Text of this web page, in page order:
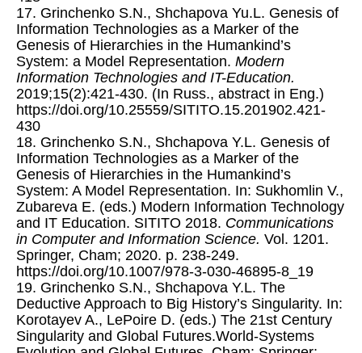
17. Grinchenko S.N., Shchapova Yu.L. Genesis of
Information Technologies as a Marker of the
Genesis of Hierarchies in the Humankind’s
System: a Model Representation. Modern
Information Technologies and IT-Education.
2019;15(2):421-430. (In Russ., abstract in Eng.)
https://doi.org/10.25559/SITITO.15.201902.421-
430
18. Grinchenko S.N., Shchapova Y.L. Genesis of
Information Technologies as a Marker of the
Genesis of Hierarchies in the Humankind’s
System: A Model Representation. In: Sukhomlin V.,
Zubareva E. (eds.) Modern Information Technology
and IT Education. SITITO 2018. Communications
in Computer and Information Science. Vol. 1201.
Springer, Cham; 2020. p. 238-249.
https://doi.org/10.1007/978-3-030-46895-8_19
19. Grinchenko S.N., Shchapova Y.L. The
Deductive Approach to Big History’s Singularity. In:
Korotayev A., LePoire D. (eds.) The 21st Century
Singularity and Global Futures.World-Systems